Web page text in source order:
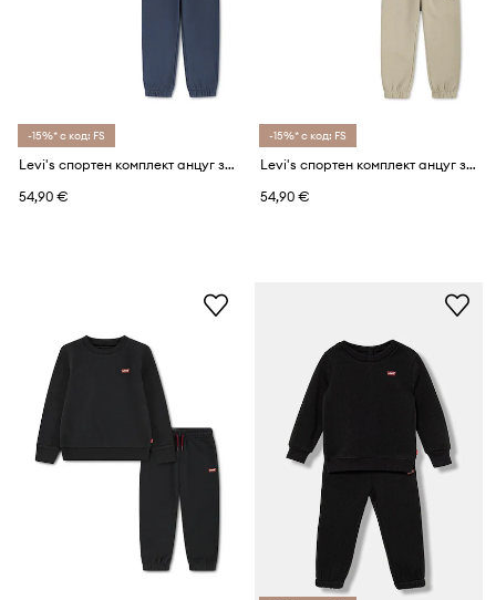
-15%* с код: FS
Levi's спортен комплект анцуг за деца с памук HOODIE & JOGGER SET
54,90 €
-15%* с код: FS
Levi's спортен комплект анцуг за деца с памук HOODIE & JOGGER SET
54,90 €